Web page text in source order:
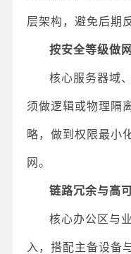
层架构，避免后期
按安全等级做
核心服务器域
须做逻辑或物理隔
略，做到权限最小
网。
链路冗余与高
核心办公区与
入，搭配主备设备